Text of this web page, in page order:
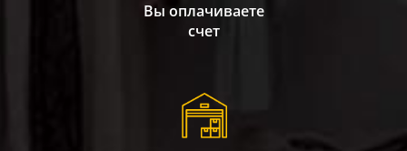
Вы оплачиваете
счет